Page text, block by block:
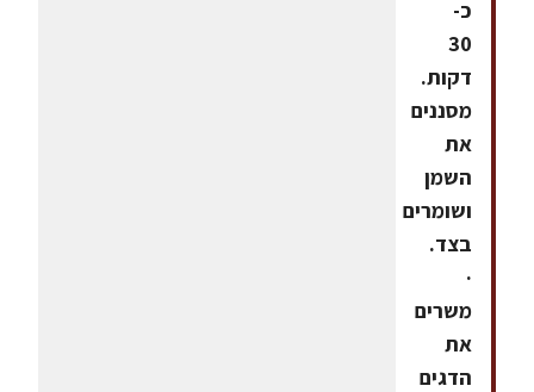
כ-
30
דקות.
מסננים
את
השמן
ושומרים
בצד.
·
משרים
את
הדגים